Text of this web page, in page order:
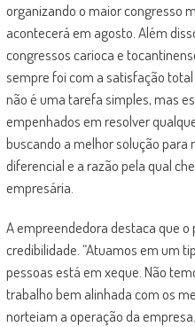
organizando o maior congresso
acontecerá em agosto. Além
congressos carioca e
sempre foi com a satisfação
não é uma tarefa simples, mas
empenhados em resolver
buscando a melhor solução para
diferencial e a razão pela qual
empresária.
A empreendedora destaca que
credibilidade. “Atuamos em um
pessoas está em xeque. Não
trabalho bem alinhada com os
norteiam a operação da